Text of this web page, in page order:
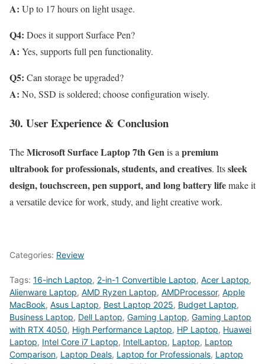
A: Up to 17 hours on light usage.
Q4: Does it support Surface Pen?
A: Yes, supports full pen functionality.
Q5: Can storage be upgraded?
A: No, SSD is soldered; choose configuration wisely.
30. User Experience & Conclusion
TheMicrosoft Surface Laptop 7th Gen is a premium
ultrabook for professionals, students, and creatives. Itssleek
design, touchscreen, pen support, and long battery lifemake it
a versatile device for work, study, and light creative work.
Categories: Review
Tags: 16-inch Laptop, 2-in-1 Convertible Laptop, Acer Laptop,
Alienware Laptop, AMD Ryzen Laptop, AMDProcessor, Apple
MacBook, Asus Laptop, Best Laptop 2025, Budget Laptop,
Business Laptop, Dell Laptop, Gaming Laptop, Gaming Laptop
with RTX 4050, High Performance Laptop, HP Laptop, Huawei
Laptop, Intel Core i7 Laptop, IntelLaptop, Laptop, Laptop
Comparison, Laptop Deals, Laptop for Professionals, Laptop